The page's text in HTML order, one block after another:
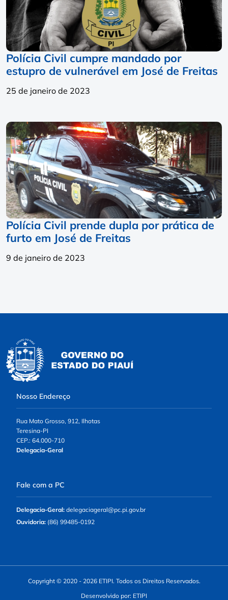
Polícia Civil cumpre mandado por
estupro de vulnerável em José de Freitas
25 de janeiro de 2023
Polícia Civil prende dupla por prática de
furto em José de Freitas
9 de janeiro de 2023
Nosso Endereço
Rua Mato Grosso, 912, Ilhotas
Teresina-PI
CEP.: 64.000-710
Delegacia-Geral
Fale com a PC
Delegacia-Geral: delegaciageral@pc.pi.gov.br
Ouvidoria: (86) 99485-0192
Copyright © 2020 - 2026 ETIPI. Todos os Direitos Reservados.
Desenvolvido por: ETIPI